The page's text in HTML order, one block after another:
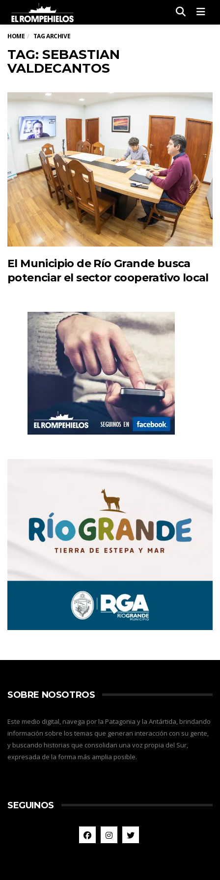
HOME TAG ARCHIVE
TAG: SEBASTIAN
VALDECANTOS
El Municipio de Río Grande busca
potenciar el sector cooperativo local
SOBRE NOSOTROS
Este medio digital, navega por la Patagonia y la Antártida, brindando
información sobre los temas que generan interacción con su gente,
y buscando historias que consolidan una voz propia del Sur,
expresada de la forma más amplia posible.
SEGUINOS